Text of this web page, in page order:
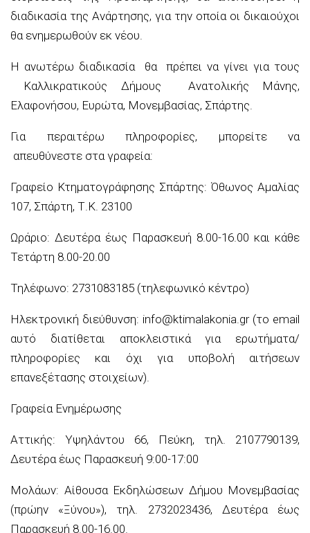
διαδικασία της Ανάρτησης, για την οποία οι δικαιούχοι
θα ενημερωθούν εκ νέου.
Η ανωτέρω διαδικασία θα πρέπει να γίνει για τους
Καλλικρατικούς Δήμους Ανατολικής Μάνης,
Ελαφονήσου, Ευρώτα, Μονεμβασίας, Σπάρτης.
Για περαιτέρω πληροφορίες, μπορείτε να
απευθύνεστε στα γραφεία:
Γραφείο Κτηματογράφησης Σπάρτης: Όθωνος Αμαλίας
107, Σπάρτη, Τ.Κ. 23100
Ωράριο: Δευτέρα έως Παρασκευή 8.00-16.00 και κάθε
Τετάρτη 8.00-20.00
Τηλέφωνο: 2731083185 (τηλεφωνικό κέντρο)
Ηλεκτρονική διεύθυνση: info@ktimalakonia.gr (το email
αυτό διατίθεται αποκλειστικά για ερωτήματα/
πληροφορίες και όχι για υποβολή αιτήσεων
επανεξέτασης στοιχείων).
Γραφεία Ενημέρωσης
Αττικής: Υψηλάντου 66, Πεύκη, τηλ. 2107790139,
Δευτέρα έως Παρασκευή 9:00-17:00
Μολάων: Αίθουσα Εκδηλώσεων Δήμου Μονεμβασίας
(πρώην «Ξύνου»), τηλ. 2732023436, Δευτέρα έως
Παρασκευή 8.00-16.00